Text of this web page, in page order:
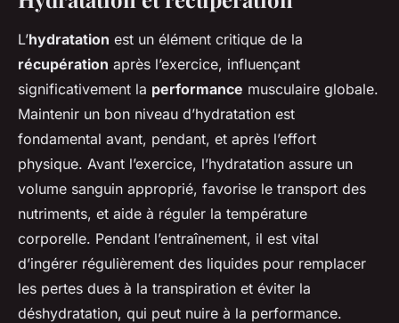
L’hydratation est un élément critique de la
récupération après l’exercice, influençant
significativement la performance musculaire globale.
Maintenir un bon niveau d’hydratation est
fondamental avant, pendant, et après l’effort
physique. Avant l’exercice, l’hydratation assure un
volume sanguin approprié, favorise le transport des
nutriments, et aide à réguler la température
corporelle. Pendant l’entraînement, il est vital
d’ingérer régulièrement des liquides pour remplacer
les pertes dues à la transpiration et éviter la
déshydratation, qui peut nuire à la performance.